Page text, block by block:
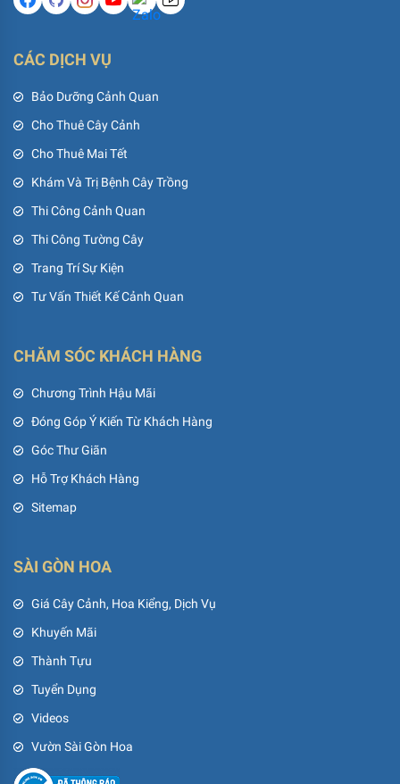
CÁC DỊCH VỤ
Bảo Dưỡng Cảnh Quan
Cho Thuê Cây Cảnh
Cho Thuê Mai Tết
Khám Và Trị Bệnh Cây Trồng
Thi Công Cảnh Quan
Thi Công Tường Cây
Trang Trí Sự Kiện
Tư Vấn Thiết Kế Cảnh Quan
CHĂM SÓC KHÁCH HÀNG
Chương Trình Hậu Mãi
Đóng Góp Ý Kiến Từ Khách Hàng
Góc Thư Giãn
Hỗ Trợ Khách Hàng
Sitemap
SÀI GÒN HOA
Giá Cây Cảnh, Hoa Kiểng, Dịch Vụ
Khuyến Mãi
Thành Tựu
Tuyển Dụng
Videos
Vườn Sài Gòn Hoa